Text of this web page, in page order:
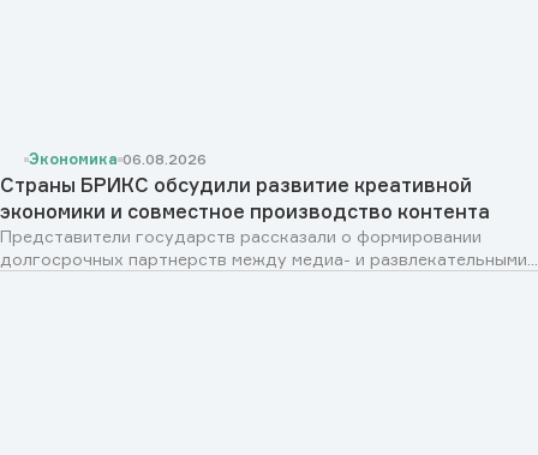
Экономика 06.08.2026
Страны БРИКС обсудили развитие креативной
экономики и совместное производство контента
Представители государств рассказали о формировании
долгосрочных партнерств между медиа- и развлекательными...